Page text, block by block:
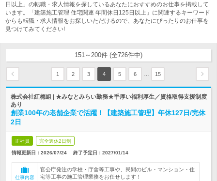
日以上」の転職・求人情報を探しているあなたにおすすめのお仕事を掲載して
います。「建築施工管理 住宅関連 年間休日125日以上」に関連するキーワード
からも転職・求人情報をお探しいただけるので、あなたにぴったりのお仕事を
見つけてみてください!
151～200件 (全726件中)
1 2 3 4 5 6 15
株式会社紅梅組 | ★みなとみらい勤務★手厚い福利厚生／資格取得支援制度
あり
創業100年の老舗企業で活躍！【建築施工管理】年休127日/完休
2日
正社員 完全週休2日制
情報更新日：2026/07/24 終了予定日： 2027/01/14
仕事内容
官公庁発注の学校・庁舎等工事や、民間のビル・マンション・住
宅等工事の施工管理業務をお任せします！